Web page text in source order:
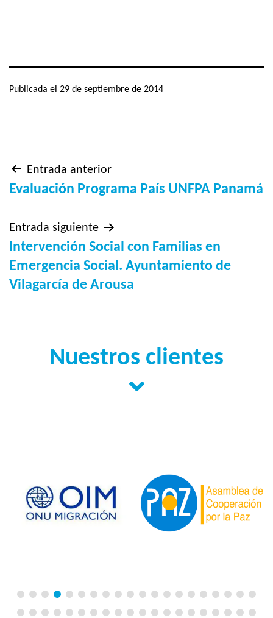
Publicada el 29 de septiembre de 2014
Navegación
entradas
Entrada anterior
Evaluación Programa País UNFPA Panamá
Entrada siguiente
Intervención Social con Familias en
Emergencia Social. Ayuntamiento de
Vilagarcía de Arousa
Nuestros clientes